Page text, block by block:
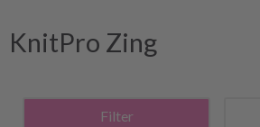
KnitPro Zing
Filter